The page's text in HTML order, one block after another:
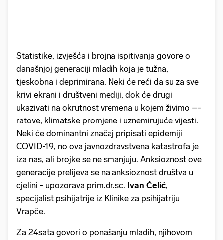
Statistike, izvješća i brojna ispitivanja govore o
današnjoj generaciji mladih koja je tužna,
tjeskobna i deprimirana. Neki će reći da su za sve
krivi ekrani i društveni mediji, dok će drugi
ukazivati na okrutnost vremena u kojem živimo –-
ratove, klimatske promjene i uznemirujuće vijesti.
Neki će dominantni značaj pripisati epidemiji
COVID-19, no ova javnozdravstvena katastrofa je
iza nas, ali brojke se ne smanjuju. Anksioznost ove
generacije prelijeva se na anksioznost društva u
cjelini - upozorava prim.dr.sc. Ivan Ćelić,
specijalist psihijatrije iz Klinike za psihijatriju
Vrapče.
Za 24sata govori o ponašanju mladih, njihovom